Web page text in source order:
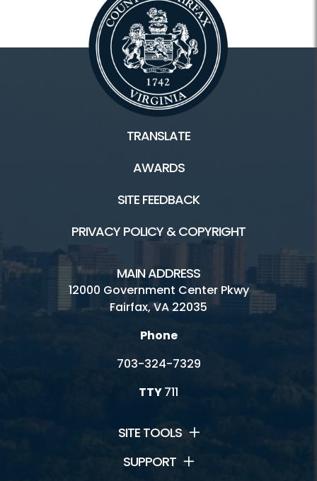
TRANSLATE
AWARDS
SITE FEEDBACK
PRIVACY POLICY & COPYRIGHT
MAIN ADDRESS
12000 Government Center Pkwy
Fairfax, VA 22035
Phone
703-324-7329
TTY711
SITE TOOLS
SUPPORT